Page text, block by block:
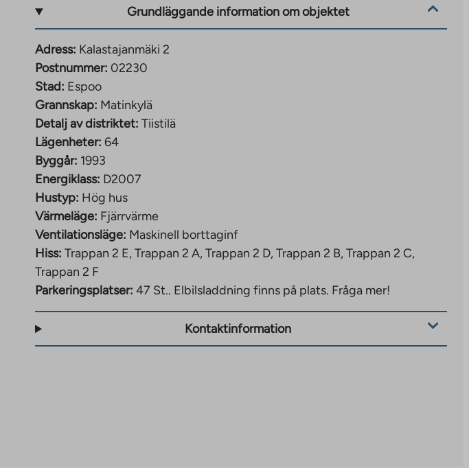
Grundläggande information om objektet
Adress: Kalastajanmäki 2
Postnummer: 02230
Stad: Espoo
Grannskap: Matinkylä
Detalj av distriktet: Tiistilä
Lägenheter: 64
Byggår: 1993
Energiklass: D2007
Hustyp: Hög hus
Värmeläge: Fjärrvärme
Ventilationsläge: Maskinell borttaginf
Hiss: Trappan 2 E, Trappan 2 A, Trappan 2 D, Trappan 2 B, Trappan 2 C,
Trappan 2 F
Parkeringsplatser: 47 St.. Elbilsladdning finns på plats. Fråga mer!
Kontaktinformation